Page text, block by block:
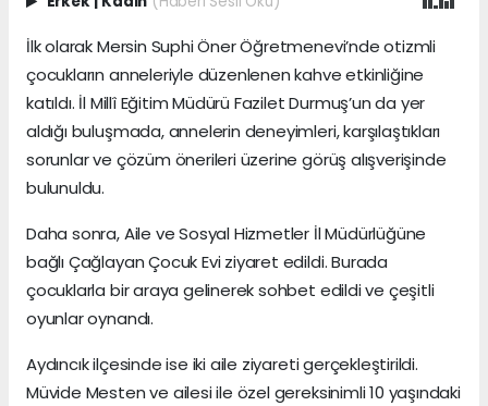
İlk olarak Mersin Suphi Öner Öğretmenevi’nde otizmli
çocukların anneleriyle düzenlenen kahve etkinliğine
katıldı. İl Millî Eğitim Müdürü Fazilet Durmuş’un da yer
aldığı buluşmada, annelerin deneyimleri, karşılaştıkları
sorunlar ve çözüm önerileri üzerine görüş alışverişinde
bulunuldu.
Daha sonra, Aile ve Sosyal Hizmetler İl Müdürlüğüne
bağlı Çağlayan Çocuk Evi ziyaret edildi. Burada
çocuklarla bir araya gelinerek sohbet edildi ve çeşitli
oyunlar oynandı.
Aydıncık ilçesinde ise iki aile ziyareti gerçekleştirildi.
Müvide Mesten ve ailesi ile özel gereksinimli 10 yaşındaki